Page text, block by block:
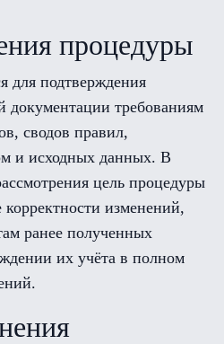
процедуры
для подтверждения
документации требованиям
сводов правил,
и исходных данных. В
цель процедуры
корректности изменений,
ранее полученных
их учёта в полном